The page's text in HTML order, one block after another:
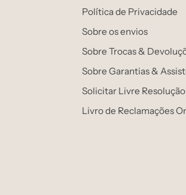
Política de Privacidade
Sobre os envios
Sobre Trocas &
Sobre Garantias &
Solicitar Livre Resolução
Livro de Reclamações